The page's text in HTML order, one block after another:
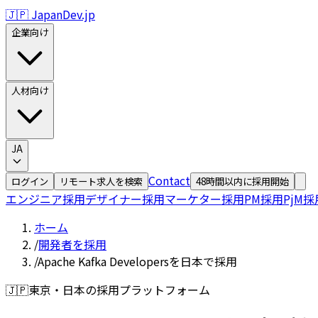
🇯🇵 JapanDev.jp
企業向け
人材向け
JA
ログイン リモート求人を検索 Contact 48時間以内に採用開始
エンジニア採用デザイナー採用マーケター採用PM採用PjM採
ホーム
/開発者を採用
/Apache Kafka Developersを日本で採用
🇯🇵東京・日本の採用プラットフォーム